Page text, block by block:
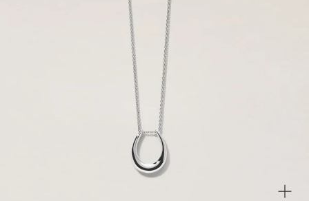
SENSITIVITY TRIAL KIT
OUR PHILOSOPHY
CUSTOMER SERVICE